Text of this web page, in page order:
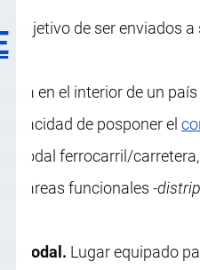
objetivo de ser enviados a
en el interior de un
capacidad de posponer el
ferrocarril/
áreas funcionales -
Lugar equipado